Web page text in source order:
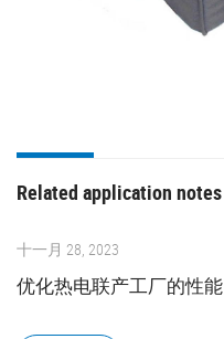
Related application notes
十一月 28, 2023
优化热电联产工厂的性能